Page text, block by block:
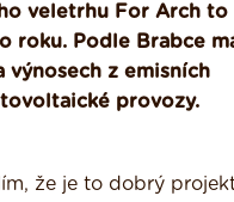
veletrhu For Arch to
roku. Podle Brabce
z emisních
provozy.
že je to dobrý